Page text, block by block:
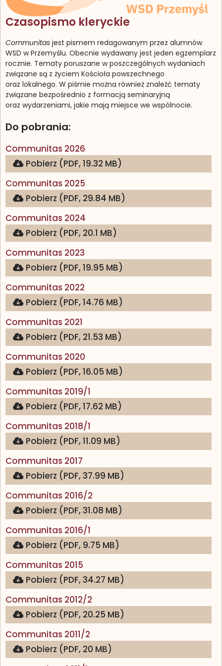
Czasopismo kleryckie
Communitas jest pismem redagowanym przez alumnów
WSD w Przemyślu. Obecnie wydawany jest jeden egzemplarz
rocznie. Tematy poruszane w poszczególnych wydaniach
związane są z życiem Kościoła powszechnego
oraz lokalnego. W piśmie można również znaleźć tematy
związane bezpośrednio z formacją seminaryjną
oraz wydarzeniami, jakie mają miejsce we wspólnocie.
Do pobrania:
Communitas 2026
Pobierz (PDF, 19.32 MB)
Communitas 2025
Pobierz (PDF, 29.84 MB)
Communitas 2024
Pobierz (PDF, 20.1 MB)
Communitas 2023
Pobierz (PDF, 19.95 MB)
Communitas 2022
Pobierz (PDF, 14.76 MB)
Communitas 2021
Pobierz (PDF, 21.53 MB)
Communitas 2020
Pobierz (PDF, 16.05 MB)
Communitas 2019/1
Pobierz (PDF, 17.62 MB)
Communitas 2018/1
Pobierz (PDF, 11.09 MB)
Communitas 2017
Pobierz (PDF, 37.99 MB)
Communitas 2016/2
Pobierz (PDF, 31.08 MB)
Communitas 2016/1
Pobierz (PDF, 9.75 MB)
Communitas 2015
Pobierz (PDF, 34.27 MB)
Communitas 2012/2
Pobierz (PDF, 20.25 MB)
Communitas 2011/2
Pobierz (PDF, 20 MB)